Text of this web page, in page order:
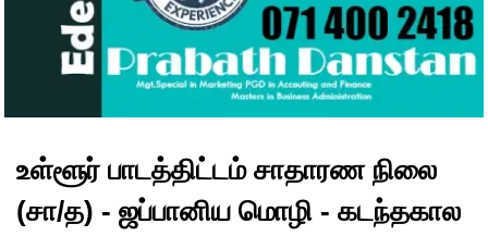
உள்ளூர் பாடத்திட்டம் சாதாரண நிலை
(சா/த) - ஜப்பானிய மொழி - கடந்தகால